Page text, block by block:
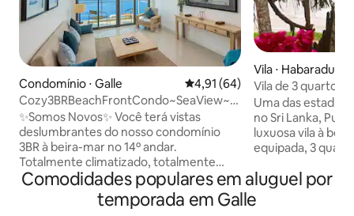
Condomínio ⋅ Galle 4,91 de uma avaliação média
4,91 (64)
Cozy3BRBeachFrontCondo~SeaView~G
'FortIn5~Galle~LUX
✨Somos Novos✨ Você terá vistas
deslumbrantes do nosso condomínio
3BR à beira-mar no 14º andar.
Totalmente climatizado, totalmente
equipado, a apenas 3 km do Forte
Holandês Galle. O condomínio é perfeito
para viajar com a família, amigos ou
Vila ⋅ Habaraduwa
Vila de 3 quartos
com chef e
Uma das estadias
no Sri Lanka,
luxuosa vila à
equipada, 3
cortesia Esta joia, entre as melhores
acomodações
mundo, combina
Comodidades populares em aluguel por
temporada em Galle